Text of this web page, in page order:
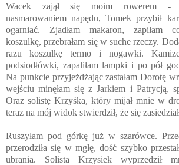
Wacek zajął się moim rowerem -
nasmarowaniem napędu, Tomek przybił
ogarniać. Zjadłam makaron, zapiłam
koszulkę, przebrałam się w suche rzeczy.
razu koszulkę termo i nogawki.
podsiodłówki, zapaliłam lampki i po pół
Na punkcie przyjeżdżając zastałam Dorotę
wejściu minęłam się z Jarkiem i Patrycją,
Oraz solistę Krzyśka, który mijał mnie w
teraz na mój widok stwierdził, że się
Ruszyłam pod górkę już w szarówce.
przerodziła się w mgłę, dość szybko
ubrania. Solista Krzysiek wyprzedził